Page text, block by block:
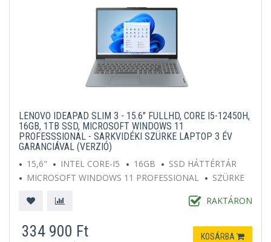
LENOVO IDEAPAD SLIM 3 - 15.6" FULLHD, CORE I5-12450H,
16GB, 1TB SSD, MICROSOFT WINDOWS 11
PROFESSSIONAL - SARKVIDÉKI SZÜRKE LAPTOP 3 ÉV
GARANCIÁVAL (VERZIÓ)
15,6"
INTEL CORE-I5 16GB
SSD HÁTTÉRTÁR
MICROSOFT WINDOWS 11 PROFESSIONAL
SZÜRKE
RAKTÁRON
334 900 Ft KOSÁRBA